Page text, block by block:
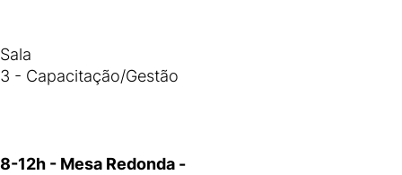
Sala
3 - Capacitação/Gestão
8-12h - Mesa Redonda -